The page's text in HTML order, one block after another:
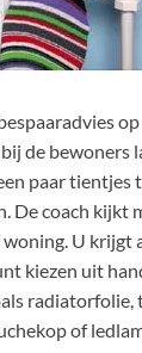
de bewoners
paar tientjes
De coach kijkt
U krijgt
kiezen uit
radiatorfolie,
of